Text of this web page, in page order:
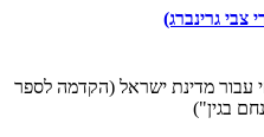
צבי גרינברג)
עבור מדינת ישראל (הקדמה לספר
בגין")